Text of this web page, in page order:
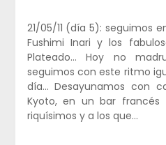
21/05/11 (día 5): seguimos
Fushimi Inari y los
Plateado… Hoy no
seguimos con este ritmo
día… Desayunamos con
Kyoto, en un bar francés
riquísimos y a los que…